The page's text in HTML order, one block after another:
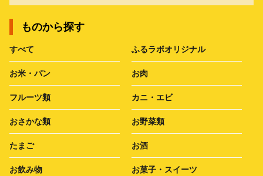
ものから探す
すべて ふるラボオリジナル
お米・パン お肉
フルーツ類 カニ・エビ
おさかな類 お野菜類
たまご お酒
お飲み物 お菓子・スイーツ